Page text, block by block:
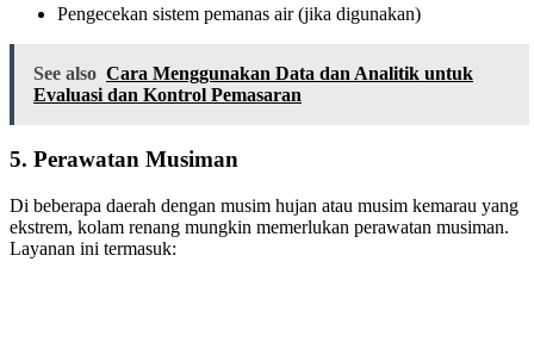
Pengecekan sistem pemanas air (jika digunakan)
See also Cara Menggunakan Data dan Analitik untuk
Evaluasi dan Kontrol Pemasaran
5. Perawatan Musiman
Di beberapa daerah dengan musim hujan atau musim kemarau yang
ekstrem, kolam renang mungkin memerlukan perawatan musiman.
Layanan ini termasuk: